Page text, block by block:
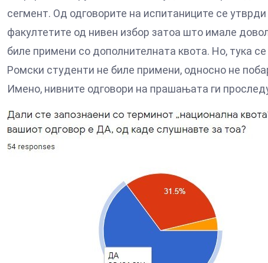
сегмент. Од одговорите на испитаниците се
факултетите од нивен избор затоа што имале
биле примени со дополнителната квота. Но, тука
Ромски студенти не биле примени, односно не
Имено, нивните одговори на прашањата ги